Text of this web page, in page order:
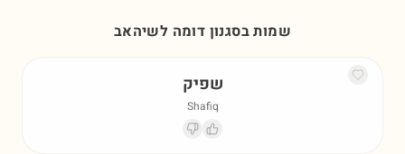
שמות בסגנון דומה לשיהאב
שפיק
Shafiq